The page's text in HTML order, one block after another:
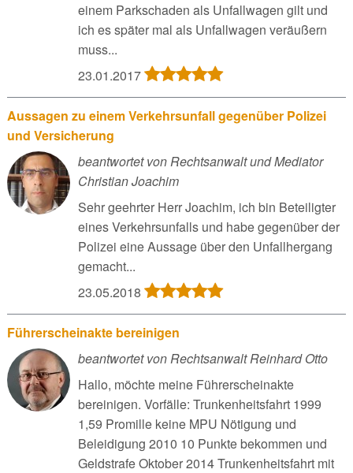
einem Parkschaden als Unfallwagen gilt und
ich es später mal als Unfallwagen veräußern
muss...
23.01.2017
Aussagen zu einem Verkehrsunfall gegenüber Polizei
und Versicherung
beantwortet von Rechtsanwalt und Mediator
Christian Joachim
Sehr geehrter Herr Joachim, ich bin Beteiligter
eines Verkehrsunfalls und habe gegenüber der
Polizei eine Aussage über den Unfallhergang
gemacht...
23.05.2018
Führerscheinakte bereinigen
beantwortet von Rechtsanwalt Reinhard Otto
Hallo, möchte meine Führerscheinakte
bereinigen. Vorfälle: Trunkenheitsfahrt 1999
1,59 Promille keine MPU Nötigung und
Beleidigung 2010 10 Punkte bekommen und
Geldstrafe Oktober 2014 Trunkenheitsfahrt mit